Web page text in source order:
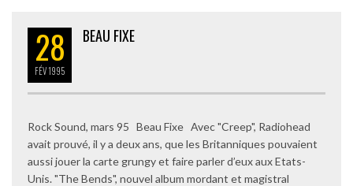
28
FÉV1995
BEAU FIXE
Rock Sound, mars 95 Beau Fixe Avec "Creep", Radiohead
avait prouvé, il y a deux ans, que les Britanniques pouvaient
aussi jouer la carte grungy et faire parler d’eux aux Etats-
Unis. "The Bends", nouvel album mordant et magistral